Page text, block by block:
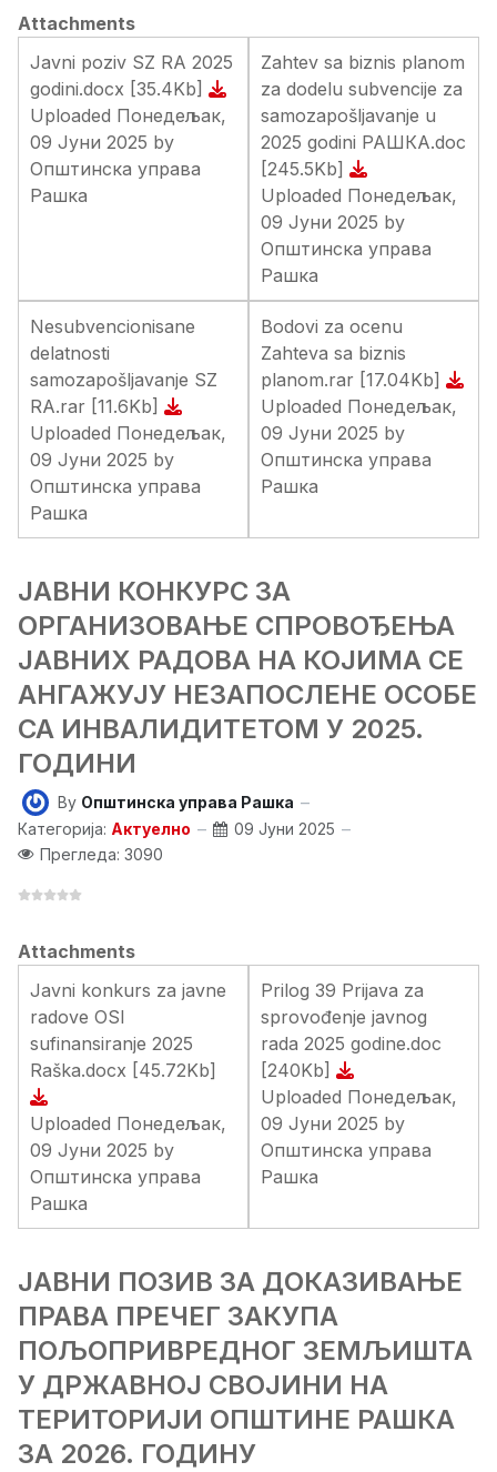
Attachments
Javni poziv SZ RА 2025
godini.docx [35.4Kb]
Uploaded Понедељак,
09 Јуни 2025 by
Општинска управа
Рашка
Zahtev sa biznis planom
za dodelu subvencije za
samozapošljavanje u
2025 godini РАШКА.doc
[245.5Kb]
Uploaded Понедељак,
09 Јуни 2025 by
Општинска управа
Рашка
Nesubvencionisane
delatnosti
samozapošljavanje SZ
RA.rar [11.6Kb]
Uploaded Понедељак,
09 Јуни 2025 by
Општинска управа
Рашка
Bodovi za ocenu
Zahteva sa biznis
planom.rar [17.04Kb]
Uploaded Понедељак,
09 Јуни 2025 by
Општинска управа
Рашка
ЈАВНИ КОНКУРС ЗА
ОРГАНИЗОВАЊЕ СПРОВОЂЕЊА
ЈАВНИХ РАДОВА НА КОЈИМА СЕ
АНГАЖУЈУ НЕЗАПОСЛЕНЕ ОСОБЕ
СА ИНВАЛИДИТЕТОМ У 2025.
ГОДИНИ
By Општинска управа Рашка
Категорија: Актуелно
09 Јуни 2025
Прегледа: 3090
Attachments
Javni konkurs za javne
radove OSI
sufinansiranje 2025
Raška.docx [45.72Kb]
Uploaded Понедељак,
09 Јуни 2025 by
Општинска управа
Рашка
Prilog 39 Prijava za
sprovođenje javnog
rada 2025 godine.doc
[240Kb]
Uploaded Понедељак,
09 Јуни 2025 by
Општинска управа
Рашка
ЈАВНИ ПОЗИВ ЗА ДОКАЗИВАЊЕ
ПРАВА ПРЕЧЕГ ЗАКУПА
ПОЉОПРИВРЕДНОГ ЗЕМЉИШТА
У ДРЖАВНОЈ СВОЈИНИ НА
ТЕРИТОРИЈИ ОПШТИНЕ РАШКА
ЗА 2026. ГОДИНУ